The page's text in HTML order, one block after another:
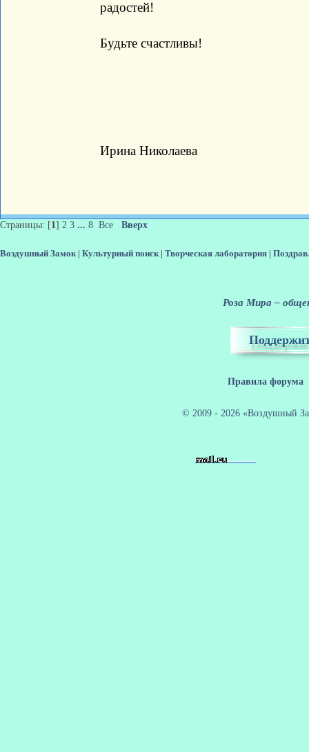
радостей!
Будьте счастливы!
Ирина Николаева
Страницы: [1] 2 3 ... 8 Все Вверх
Воздушный Замок | Культурный поиск | Творческая лаборатория |
Роза Мира –
Правила форума
© 2009 - 2026 «Воздушный